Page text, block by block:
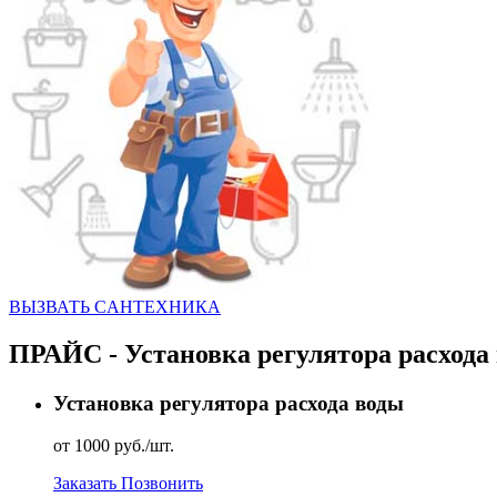
ВЫЗВАТЬ CАНТЕХНИКА
ПРАЙС - Установка регулятора
Установка регулятора расхода воды
от 1000 руб./шт.
Заказать Позвонить